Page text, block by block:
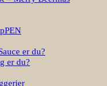
er du?
er du?